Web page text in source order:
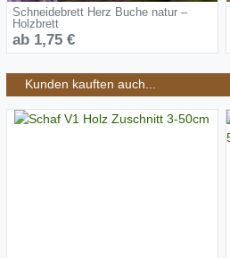
Schneidebrett Herz Buche natur –
Holzbrett
ab 1,75 €
Kunden kauften auch...